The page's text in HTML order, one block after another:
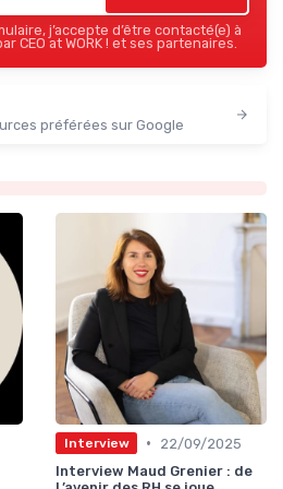
j’accepte d’être contacté(e) à
CEO at WORK ! et ses partenaires.
préférées sur Google
Interview •
22/09/2025
Interview Maud Grenier : de